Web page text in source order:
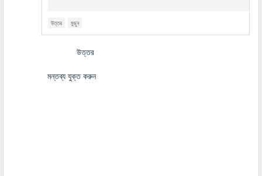
উত্তর মুছুন
উত্তর
মন্তব্য যুক্ত করুন